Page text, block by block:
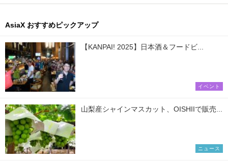
AsiaX おすすめピックアップ
【KANPAI! 2025】日本酒＆フードビ...
イベント
山梨産シャインマスカット、OISHIIで販売...
ニュース